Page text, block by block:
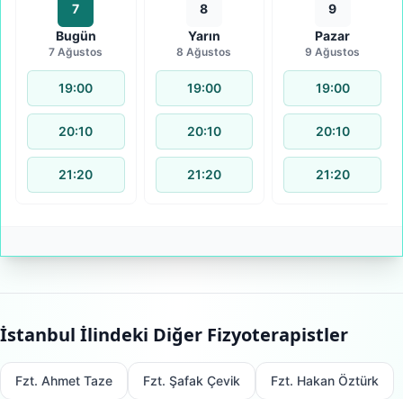
7
Bugün
7 Ağustos
19:00
20:10
21:20
8
Yarın
8 Ağustos
19:00
20:10
21:20
9
Pazar
9 Ağustos
19:00
20:10
21:20
İstanbul İlindeki Diğer Fizyoterapistler
Fzt. Ahmet Taze Fzt. Şafak Çevik Fzt. Hakan Öztürk